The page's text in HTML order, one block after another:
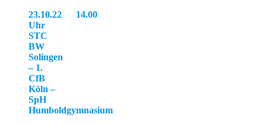
23.10.22 14.00
Uhr
STC
BW
Solingen
– 1.
CfB
Köln –
SpH
Humboldgymnasium